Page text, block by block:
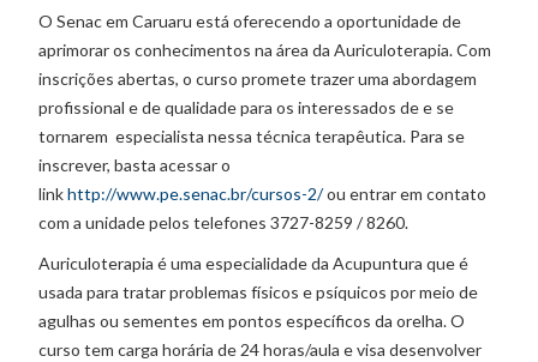
O Senac em Caruaru está oferecendo a oportunidade de
aprimorar os conhecimentos na área da Auriculoterapia. Com
inscrições abertas, o curso promete trazer uma abordagem
profissional e de qualidade para os interessados de e se
tornarem especialista nessa técnica terapêutica. Para se
inscrever, basta acessar o
linkhttp://www.pe.senac.br/cursos-2/ou entrar em contato
com a unidade pelos telefones 3727-8259 / 8260.
Auriculoterapia é uma especialidade da Acupuntura que é
usada para tratar problemas físicos e psíquicos por meio de
agulhas ou sementes em pontos específicos da orelha. O
curso tem carga horária de 24 horas/aula e visa desenvolver